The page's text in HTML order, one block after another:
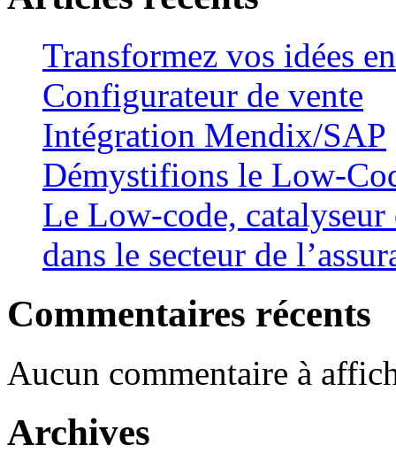
Transformez vos idées
Configurateur de vente
Intégration Mendix/SAP
Démystifions le Low-
Le Low-code,
dans le secteur de
Commentaires récents
Aucun commentaire à
Archives